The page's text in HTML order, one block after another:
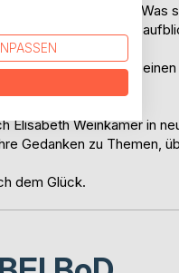
sehen wir uns selbst?
vom Smartphone
grass", die uns
Elisabeth Weinkamer in
Gedanken zu Themen,
dem Glück.